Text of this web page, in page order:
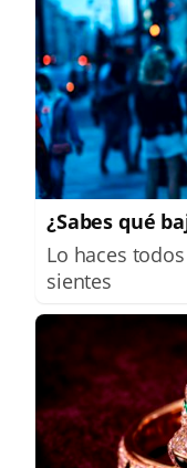
¿Sabes qué
Lo haces
sientes